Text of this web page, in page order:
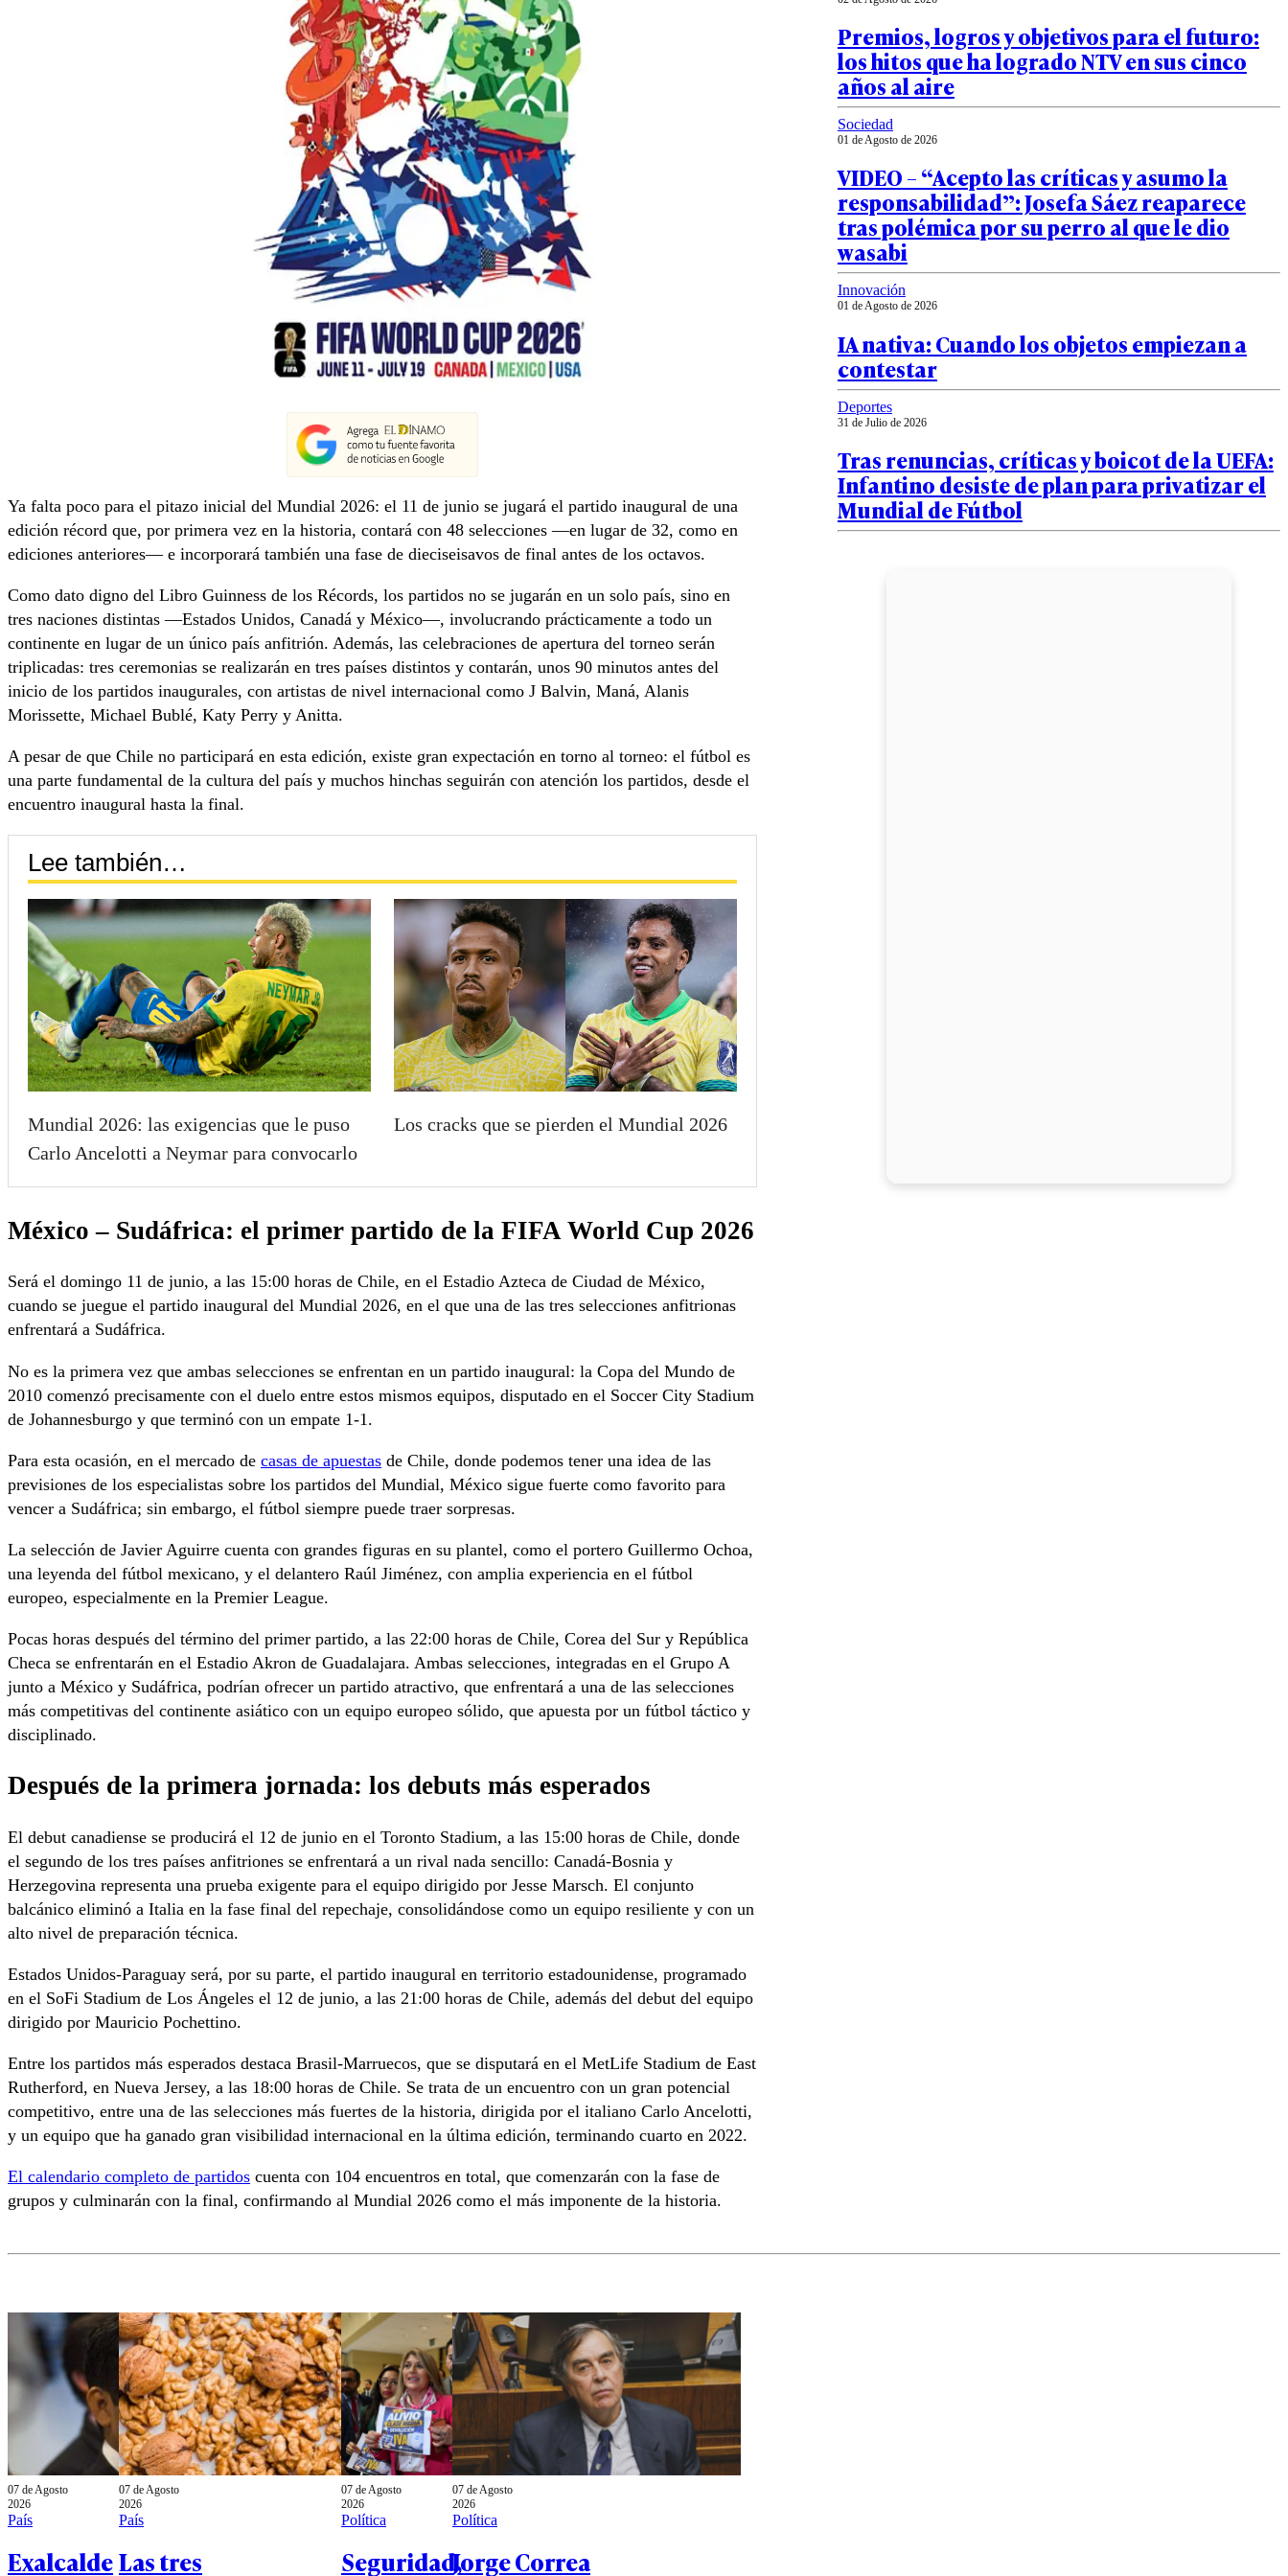
Ya falta poco para el pitazo inicial del Mundial 2026: el 11 de junio se jugará el partido inaugural de una
edición récord que, por primera vez en la historia, contará con 48 selecciones —en lugar de 32, como en
ediciones anteriores— e incorporará también una fase de dieciseisavos de final antes de los octavos.
Como dato digno del Libro Guinness de los Récords, los partidos no se jugarán en un solo país, sino en
tres naciones distintas —Estados Unidos, Canadá y México—, involucrando prácticamente a todo un
continente en lugar de un único país anfitrión. Además, las celebraciones de apertura del torneo serán
triplicadas: tres ceremonias se realizarán en tres países distintos y contarán, unos 90 minutos antes del
inicio de los partidos inaugurales, con artistas de nivel internacional como J Balvin, Maná, Alanis
Morissette, Michael Bublé, Katy Perry y Anitta.
A pesar de que Chile no participará en esta edición, existe gran expectación en torno al torneo: el fútbol es
una parte fundamental de la cultura del país y muchos hinchas seguirán con atención los partidos, desde el
encuentro inaugural hasta la final.
Lee también…
Mundial 2026: las exigencias que le puso
Carlo Ancelotti a Neymar para convocarlo
Los cracks que se pierden el Mundial 2026
México – Sudáfrica: el primer partido de la FIFA World Cup 2026
Será el domingo 11 de junio, a las 15:00 horas de Chile, en el Estadio Azteca de Ciudad de México,
cuando se juegue el partido inaugural del Mundial 2026, en el que una de las tres selecciones anfitrionas
enfrentará a Sudáfrica.
No es la primera vez que ambas selecciones se enfrentan en un partido inaugural: la Copa del Mundo de
2010 comenzó precisamente con el duelo entre estos mismos equipos, disputado en el Soccer City Stadium
de Johannesburgo y que terminó con un empate 1-1.
Para esta ocasión, en el mercado de casas de apuestas de Chile, donde podemos tener una idea de las
previsiones de los especialistas sobre los partidos del Mundial, México sigue fuerte como favorito para
vencer a Sudáfrica; sin embargo, el fútbol siempre puede traer sorpresas.
La selección de Javier Aguirre cuenta con grandes figuras en su plantel, como el portero Guillermo Ochoa,
una leyenda del fútbol mexicano, y el delantero Raúl Jiménez, con amplia experiencia en el fútbol
europeo, especialmente en la Premier League.
Pocas horas después del término del primer partido, a las 22:00 horas de Chile, Corea del Sur y República
Checa se enfrentarán en el Estadio Akron de Guadalajara. Ambas selecciones, integradas en el Grupo A
junto a México y Sudáfrica, podrían ofrecer un partido atractivo, que enfrentará a una de las selecciones
más competitivas del continente asiático con un equipo europeo sólido, que apuesta por un fútbol táctico y
disciplinado.
Después de la primera jornada: los debuts más esperados
El debut canadiense se producirá el 12 de junio en el Toronto Stadium, a las 15:00 horas de Chile, donde
el segundo de los tres países anfitriones se enfrentará a un rival nada sencillo: Canadá-Bosnia y
Herzegovina representa una prueba exigente para el equipo dirigido por Jesse Marsch. El conjunto
balcánico eliminó a Italia en la fase final del repechaje, consolidándose como un equipo resiliente y con un
alto nivel de preparación técnica.
Estados Unidos-Paraguay será, por su parte, el partido inaugural en territorio estadounidense, programado
en el SoFi Stadium de Los Ángeles el 12 de junio, a las 21:00 horas de Chile, además del debut del equipo
dirigido por Mauricio Pochettino.
Entre los partidos más esperados destaca Brasil-Marruecos, que se disputará en el MetLife Stadium de East
Rutherford, en Nueva Jersey, a las 18:00 horas de Chile. Se trata de un encuentro con un gran potencial
competitivo, entre una de las selecciones más fuertes de la historia, dirigida por el italiano Carlo Ancelotti,
y un equipo que ha ganado gran visibilidad internacional en la última edición, terminando cuarto en 2022.
El calendario completo de partidos cuenta con 104 encuentros en total, que comenzarán con la fase de
grupos y culminarán con la final, confirmando al Mundial 2026 como el más imponente de la historia.
Premios, logros y objetivos para el futuro:
los hitos que ha logrado NTV en sus cinco
años al aire
Sociedad
01 de Agosto de 2026
VIDEO – “Acepto las críticas y asumo la
responsabilidad”: Josefa Sáez reaparece
tras polémica por su perro al que le dio
wasabi
Innovación
01 de Agosto de 2026
IA nativa: Cuando los objetos empiezan a
contestar
Deportes
31 de Julio de 2026
Tras renuncias, críticas y boicot de la UEFA:
Infantino desiste de plan para privatizar el
Mundial de Fútbol
07 de Agosto
2026
País
Exalcalde
07 de Agosto
2026
País
Las tres
07 de Agosto
2026
Política
Seguridad,
07 de Agosto
2026
Política
Jorge Correa